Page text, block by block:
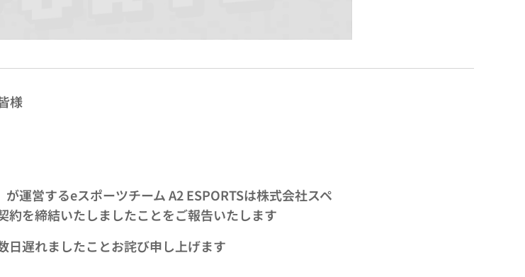
様
運営するeスポーツチーム A2 ESPORTSは株式会社スペ
約を締結いたしましたことをご報告いたします
日遅れましたことお詫び申し上げます